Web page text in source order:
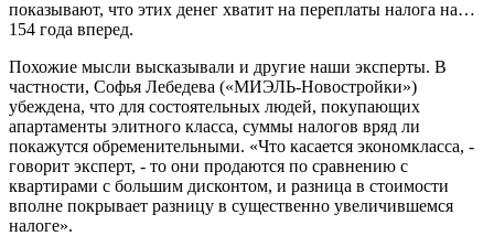
показывают, что этих денег хватит на переплаты налога на…
154 года вперед.
Похожие мысли высказывали и другие наши эксперты. В
частности, Софья Лебедева («МИЭЛЬ-Новостройки»)
убеждена, что для состоятельных людей, покупающих
апартаменты элитного класса, суммы налогов вряд ли
покажутся обременительными. «Что касается экономкласса, -
говорит эксперт, - то они продаются по сравнению с
квартирами с большим дисконтом, и разница в стоимости
вполне покрывает разницу в существенно увеличившемся
налоге».